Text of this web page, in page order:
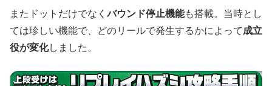
またドットだけでなくバウンド停止機能も搭載。当時とし
ては珍しい機能で、どのリールで発生するかによって成立
役が変化しました。